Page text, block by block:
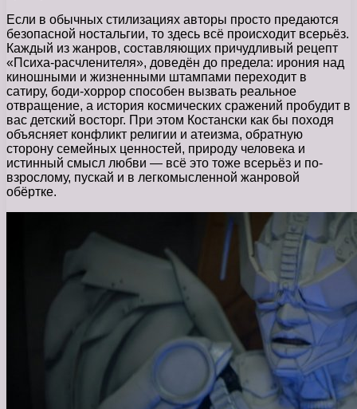
Если в обычных стилизациях авторы просто предаются
безопасной ностальгии, то здесь всё происходит всерьёз.
Каждый из жанров, составляющих причудливый рецепт
«Психа-расчленителя», доведён до предела: ирония над
киношными и жизненными штампами переходит в
сатиру, боди-хоррор способен вызвать реальное
отвращение, а история космических сражений пробудит в
вас детский восторг. При этом Костански как бы походя
объясняет конфликт религии и атеизма, обратную
сторону семейных ценностей, природу человека и
истинный смысл любви — всё это тоже всерьёз и по-
взрослому, пускай и в легкомысленной жанровой
обёртке.